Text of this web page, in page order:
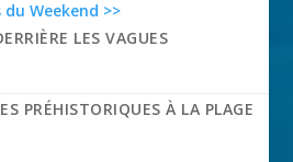
Weekend >>
LES VAGUES
PRÉHISTORIQUES À LA PLAGE